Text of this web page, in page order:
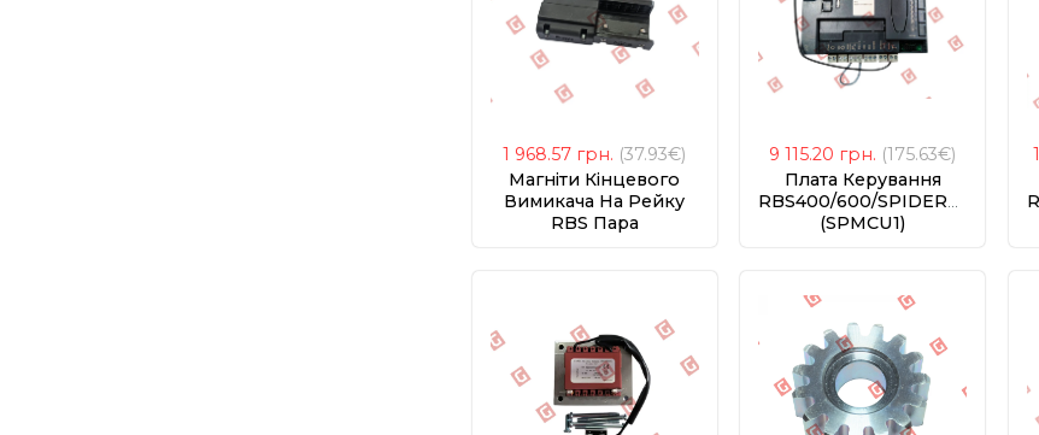
1 968.57 грн. (37.93€)
Магніти Кінцевого
Вимикача На Рейку
RBS Пара
9 115.20 грн. (175.63€)
Плата Керування
RBS400/600/SPIDER800
(SPMCU1)